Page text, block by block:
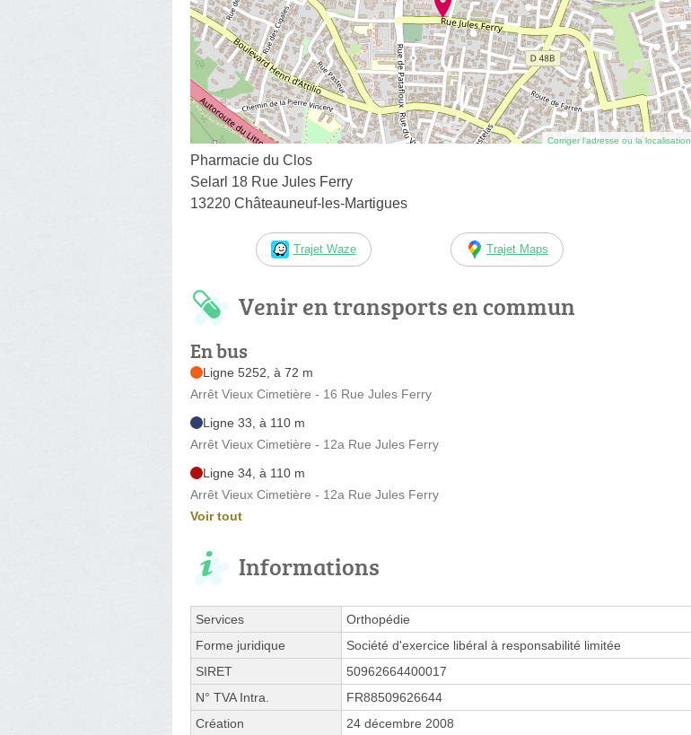
Corriger l’adresse ou la localisation
Pharmacie du Clos
Selarl 18 Rue Jules Ferry
13220 Châteauneuf-les-Martigues
Trajet Waze Trajet Maps
Venir en transports en commun
En bus
Ligne 5252, à 72 m
Arrêt Vieux Cimetière - 16 Rue Jules Ferry
Ligne 33, à 110 m
Arrêt Vieux Cimetière - 12a Rue Jules Ferry
Ligne 34, à 110 m
Arrêt Vieux Cimetière - 12a Rue Jules Ferry
Voir tout
Informations
Services
Orthopédie
Forme juridique
Société d'exercice libéral à responsabilité limitée
SIRET
50962664400017
N° TVA Intra.
FR88509626644
Création
24 décembre 2008